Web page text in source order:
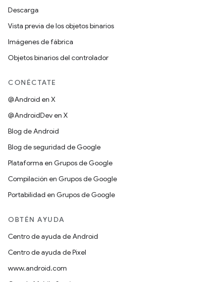
Descarga
Vista previa de los objetos binarios
Imágenes de fábrica
Objetos binarios del controlador
CONÉCTATE
@Android en X
@AndroidDev en X
Blog de Android
Blog de seguridad de Google
Plataforma en Grupos de Google
Compilación en Grupos de Google
Portabilidad en Grupos de Google
OBTÉN AYUDA
Centro de ayuda de Android
Centro de ayuda de Pixel
www.android.com